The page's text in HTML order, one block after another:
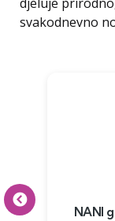
svakodnevno
NANI